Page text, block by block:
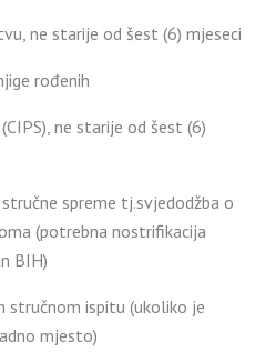
ne starije od šest (6) mjeseci
rođenih
ne starije od šest (6)
spreme tj.svjedodžba o
(potrebna nostrifikacija
BIH)
stručnom ispitu (ukoliko je
mjesto)